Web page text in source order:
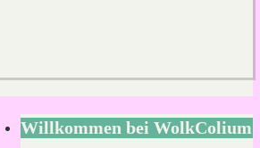
Willkommen bei WolkColium